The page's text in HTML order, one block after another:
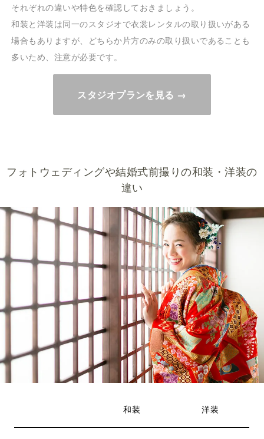
それぞれの違いや特色を確認しておきましょう。
和装と洋装は同一のスタジオで衣裳レンタルの取り扱いがある
場合もありますが、どちらか片方のみの取り扱いであることも
多いため、注意が必要です。
スタジオプランを見る →
フォトウェディングや結婚式前撮りの和装・洋装の
違い
和装 洋装